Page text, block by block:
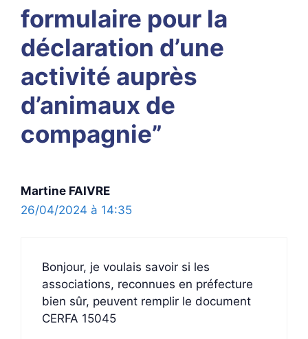
formulaire pour la
déclaration d’une
activité auprès
d’animaux de
compagnie”
Martine FAIVRE
26/04/2024 à 14:35
Bonjour, je voulais savoir si les
associations, reconnues en préfecture
bien sûr, peuvent remplir le document
CERFA 15045